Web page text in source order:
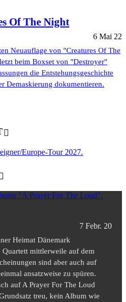
Of The Night
6 Mai 22
Neuauflage von "Creatures Of The
beim Boxset von "Destroyer"
die Entstehungsgeschichte
Demaskierung dokumentieren.
7 Febr. 20
Heimat Dänemark
mittlerweile auf dem
sind aber auch auf
ansatzweise zu spüren.
auf A Prayer For The Loud
treu, kein Album wie